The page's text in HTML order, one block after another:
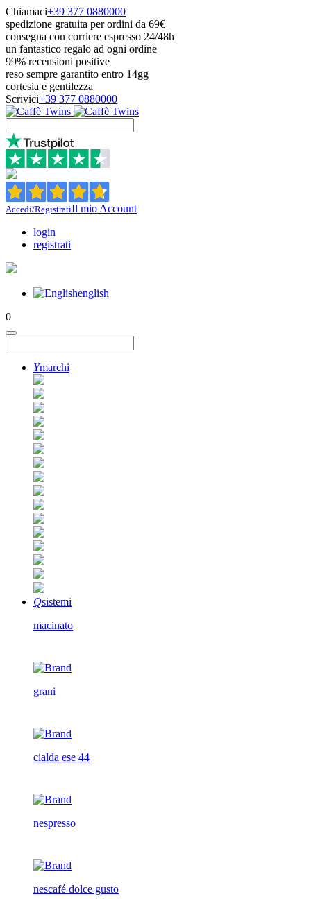
Chiamaci+39 377 0880000
spedizione gratuita per ordini da 69€
consegna con corriere espresso 24/48h
un fantastico regalo ad ogni ordine
99% recensioni positive
reso sempre garantito entro 14gg
cortesia e gentilezza
Scrivici+39 377 0880000
Accedi/RegistratiIl mio Account
login
registrati
english
0
Ymarchi
Qsistemi
macinato
grani
cialda ese 44
nespresso
nescafé dolce gusto